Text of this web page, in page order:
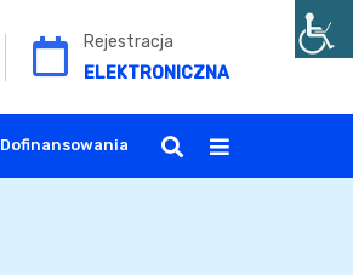
Rejestracja
ELEKTRONICZNA
Dofinansowania